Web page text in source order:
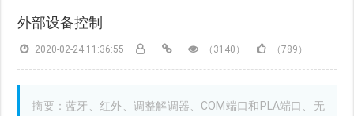
外部设备控制
2020-02-24 11:36:55 （3140） （789）
摘要：蓝牙、红外、调整解调器、COM端口和PLA端口、无